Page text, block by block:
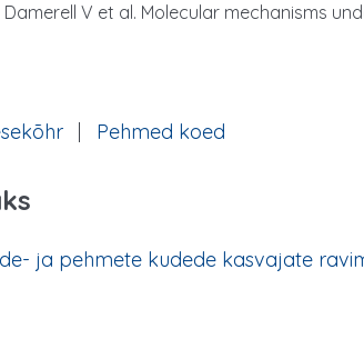
Damerell V et al. Molecular mechanisms
Pehmed koed
ja pehmete kudede kasvajate